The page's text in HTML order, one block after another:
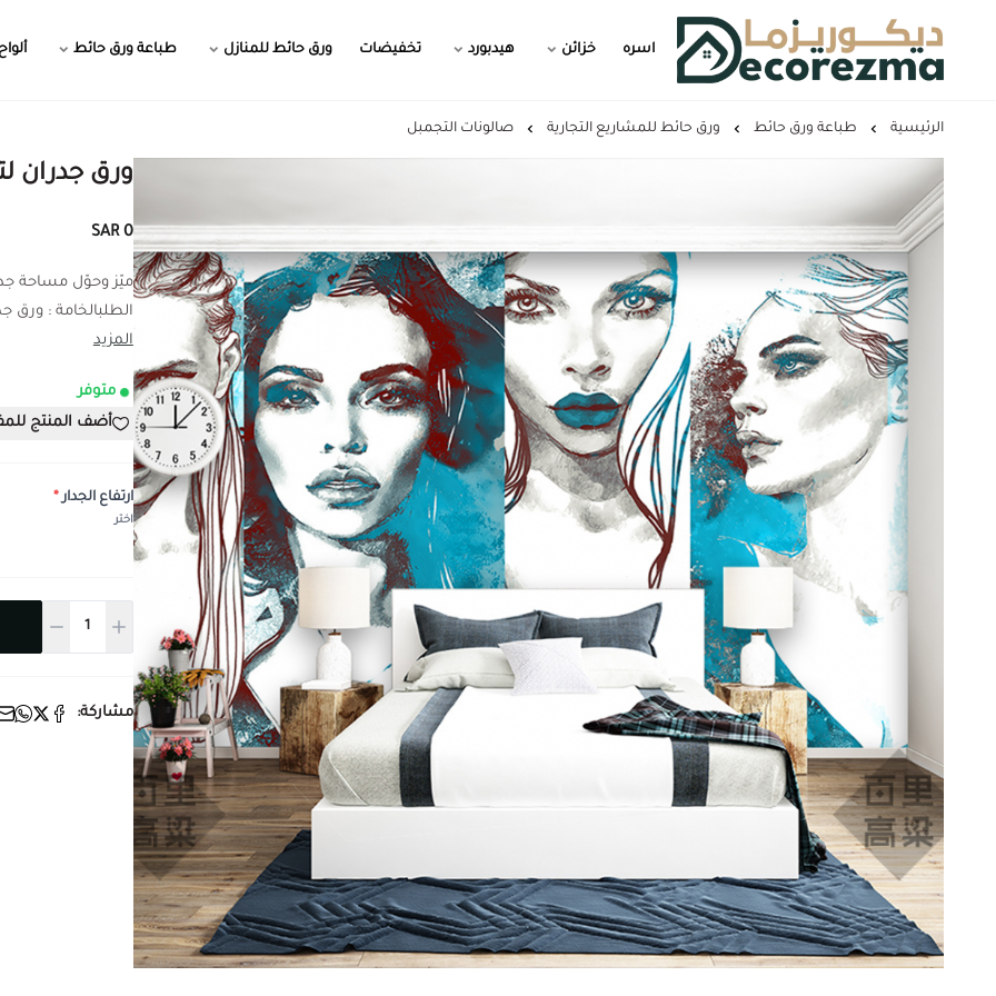
Decorezma
اسره خزائن هيدبورد تخفيضات ورق حائط للمنازل طباعة ورق حائط
الرئيسية طباعة ورق حائط ورق حائط للمشاريع التجارية صالونات التجمبل
ورق جدران
0 SAR
ميّز وحوّل مساحة
الطلبالخامة : ورق
المزيد
متوفر
أضف المنتج
ارتفاع الجدار*
اختر
مشاركة: